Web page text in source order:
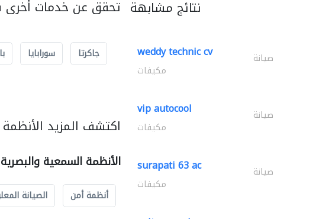
تحقق عن خدمات أخرى
جاكرتا سورابايا
اكتشف المزيد
الأنظمة السمعية
أنظمة أمن الصيانة
نتائج مشابهة
weddy technic cv صيانة
مكيفات
vip autocool صيانة
مكيفات
surapati 63 ac صيانة
مكيفات